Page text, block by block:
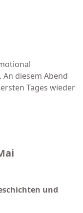
diesem Abend
Tages wieder
und